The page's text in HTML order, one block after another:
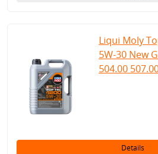
Liqui Moly
5W-30 New
504.00
Details